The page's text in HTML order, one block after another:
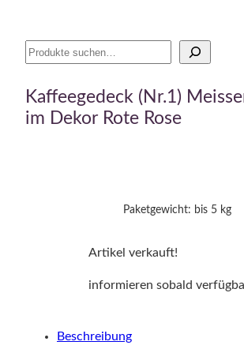
Suche
Kaffeegedeck (Nr.1)
im Dekor Rote Rose
Paketgewicht: bis 5 kg
Artikel verkauft!
informieren sobald
Beschreibung